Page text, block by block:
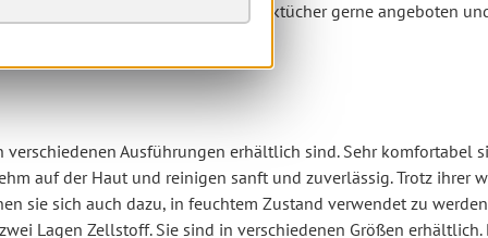
oder Arztpraxen werden Kosmetiktücher gerne angeboten
Hygiene bei.
verschiedenen Ausführungen erhältlich sind. Sehr komfortabel
auf der Haut und reinigen sanft und zuverlässig. Trotz ihrer
sie sich auch dazu, in feuchtem Zustand verwendet zu
Lagen Zellstoff. Sie sind in verschiedenen Größen erhältlich.